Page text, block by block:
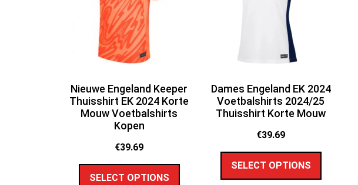
Nieuwe Engeland Keeper
Thuisshirt EK 2024 Korte
Mouw Voetbalshirts
Kopen
€39.69
SELECT OPTIONS
Dames Engeland EK 2024
Voetbalshirts 2024/25
Thuisshirt Korte Mouw
€39.69
SELECT OPTIONS